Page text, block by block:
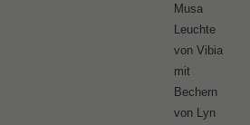
Musa
Leuchte
von Vibia
mit
Bechern
von Lyn